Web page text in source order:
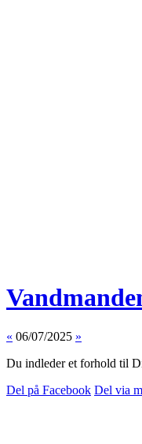
« 06/07/2025 »
Du indleder et forhold til
Del på Facebook Del via